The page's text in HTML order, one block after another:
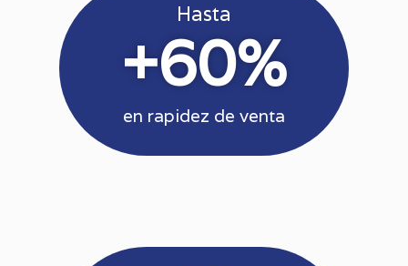
Hasta
en rapidez de venta
+60%